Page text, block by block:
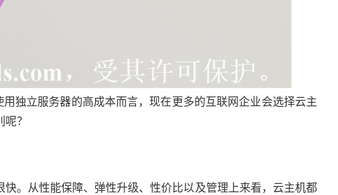
独立服务器的高成本而言，现在更多的互联网企业会选择云主
？
。从性能保障、弹性升级、性价比以及管理上来看，云主机都